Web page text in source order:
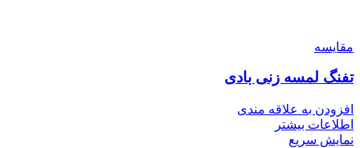
مقايسه
تفنگ لمسه زنی بادی
افزودن به علاقه مندی
اطلاعات بیشتر
نمایش سریع